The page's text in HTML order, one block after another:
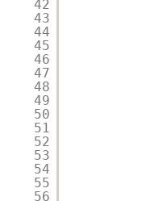
42
43
44
45
46
47
48
49
50
51
52
53
54
55
56